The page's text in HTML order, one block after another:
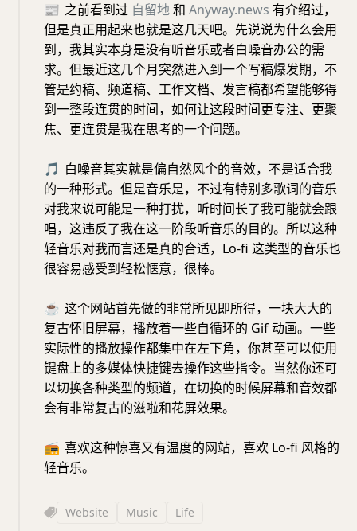
📰 之前看到过 自留地和 Anyway.news 有介绍过，
但是真正用起来也就是这几天吧。先说说为什么会用
到，我其实本身是没有听音乐或者白噪音办公的需
求。但最近这几个月突然进入到一个写稿爆发期，不
管是约稿、频道稿、工作文档、发言稿都希望能够得
到一整段连贯的时间，如何让这段时间更专注、更聚
焦、更连贯是我在思考的一个问题。
🎵 白噪音其实就是偏自然风个的音效，不是适合我
的一种形式。但是音乐是，不过有特别多歌词的音乐
对我来说可能是一种打扰，听时间长了我可能就会跟
唱，这违反了我在这一阶段听音乐的目的。所以这种
轻音乐对我而言还是真的合适，Lo-fi 这类型的音乐也
很容易感受到轻松惬意，很棒。
☕️ 这个网站首先做的非常所见即所得，一块大大的
复古怀旧屏幕，播放着一些自循环的 Gif 动画。一些
实际性的播放操作都集中在左下角，你甚至可以使用
键盘上的多媒体快捷键去操作这些指令。当然你还可
以切换各种类型的频道，在切换的时候屏幕和音效都
会有非常复古的滋啦和花屏效果。
📻 喜欢这种惊喜又有温度的网站，喜欢 Lo-fi 风格的
轻音乐。
Website Music Life